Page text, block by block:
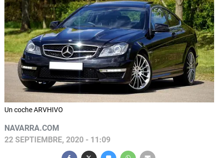
Un coche ARVHIVO
NAVARRA.COM
22 SEPTIEMBRE, 2020 - 11:09